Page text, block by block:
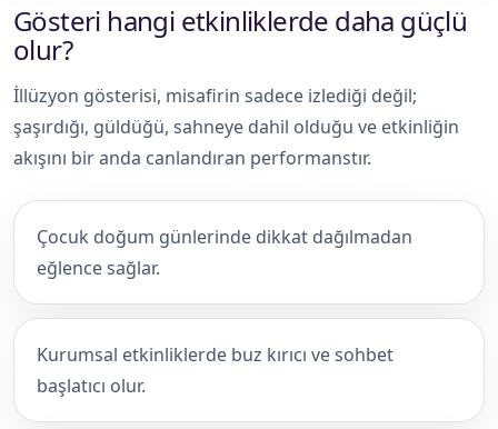
Gösteri hangi etkinliklerde daha güçlü
olur?
İllüzyon gösterisi, misafirin sadece izlediği değil;
şaşırdığı, güldüğü, sahneye dahil olduğu ve etkinliğin
akışını bir anda canlandıran performanstır.
Çocuk doğum günlerinde dikkat dağılmadan
eğlence sağlar.
Kurumsal etkinliklerde buz kırıcı ve sohbet
başlatıcı olur.